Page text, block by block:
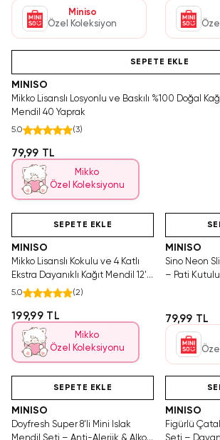
Miniso
Özel Koleksiyon
SEPETE EKLE
MINISO
Mikko Lisanslı Losyonlu ve Baskılı %100 Doğal
Mendil 40 Yaprak
5.0 (3)
79,99 TL
Mikko
Özel Koleksiyonu
SEPETE EKLE
MINISO
Mikko Lisanslı Kokulu ve 4 Katlı
Ekstra Dayanıklı Kağıt Mendil 12'li
Avantaj Paketi
5.0 (2)
199,99 TL
Mikko
Özel Koleksiyonu
MINISO
Sino Neon
– Pati
79,99 TL
SEPETE EKLE
MINISO
Doyfresh Super 8'li Mini Islak
MINISO
Figürlü